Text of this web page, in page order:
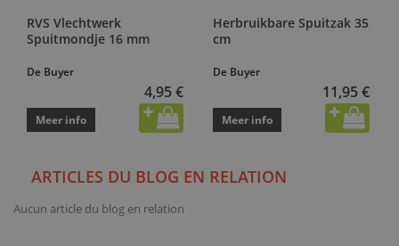
RVS Vlechtwerk
Spuitmondje 16 mm
De Buyer
4,95 €
Meer info
Herbruikbare Spuitzak 35
cm
De Buyer
11,95 €
Meer info
ARTICLES DU BLOG EN RELATION
Aucun article du blog en relation